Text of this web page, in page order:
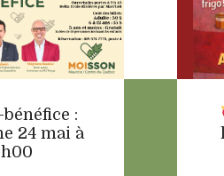
:
24 mai à